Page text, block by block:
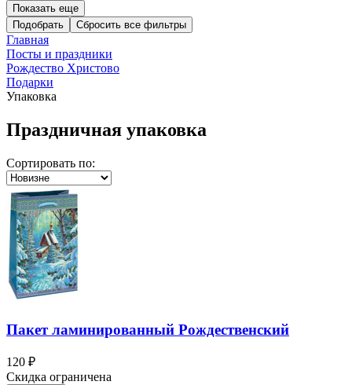
Показать еще
Подобрать
Главная
Посты и праздники
Рождество Христово
Подарки
Упаковка
Праздничная упаковка
Сортировать по:
Пакет ламинированный Рождественский
120 ₽
Скидка ограничена